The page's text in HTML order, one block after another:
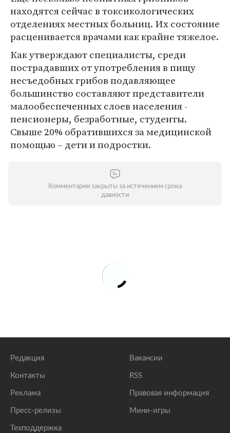
находятся сейчас в токсикологических
отделениях местных больниц. Их состояние
расценивается врачами как крайне тяжелое.
Как утверждают специалисты, среди
пострадавших от употребления в пищу
несъедобных грибов подавляющее
большинство составляют представители
малообеспеченных слоев населения -
пенсионеры, безработные, студенты.
Свыше 20% обратившихся за медицинской
помощью – дети и подростки.
Комментарии закрыты за истечением срока
давности
Редакция
Контакты
Реклама
Пресс-релизы
Техподдержка
Вакансии
RSS
Правовая информация
Мини-игры